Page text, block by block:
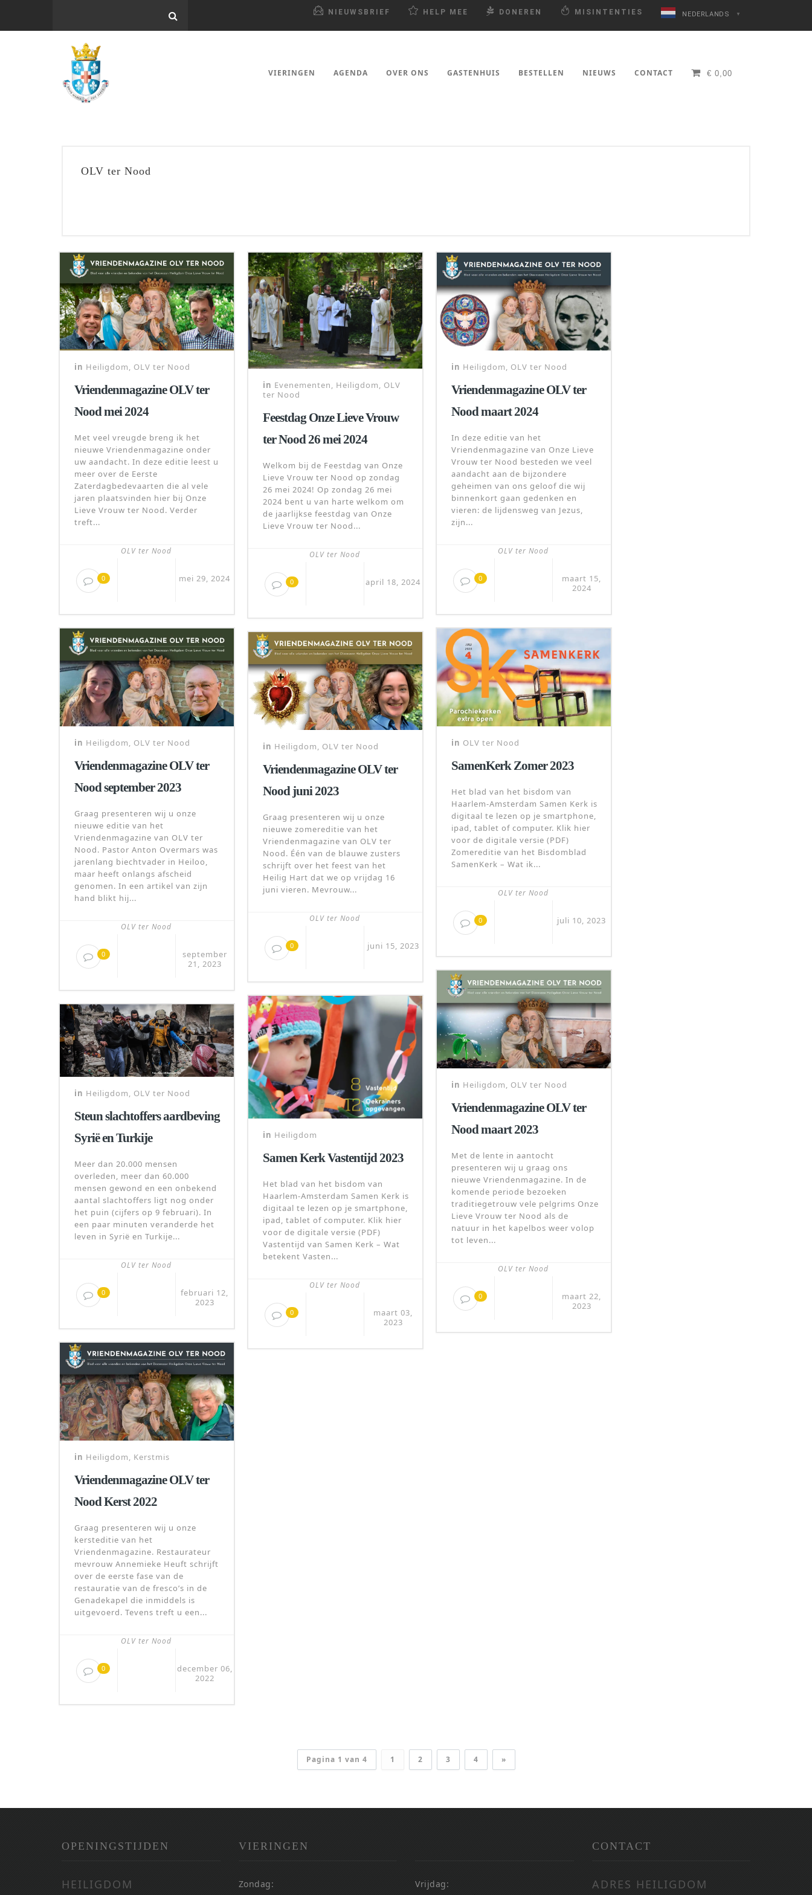
NIEUWSBRIEF HELP MEE DONEREN MISINTENTIES NEDERLANDS ▼
VIERINGEN AGENDA OVER ONS GASTENHUIS BESTELLEN NIEUWS CONTACT € 0,00
OLV ter Nood
in Heiligdom, OLV ter Nood
Vriendenmagazine OLV ter
Nood mei 2024
Met veel vreugde breng ik het
nieuwe Vriendenmagazine onder
uw aandacht. In deze editie leest u
meer over de Eerste
Zaterdagbedevaarten die al vele
jaren plaatsvinden hier bij Onze
Lieve Vrouw ter Nood. Verder
treft...
0
OLV ter Nood
mei 29, 2024
in Evenementen, Heiligdom, OLV
ter Nood
Feestdag Onze Lieve Vrouw
ter Nood 26 mei 2024
Welkom bij de Feestdag van Onze
Lieve Vrouw ter Nood op zondag
26 mei 2024! Op zondag 26 mei
2024 bent u van harte welkom om
de jaarlijkse feestdag van Onze
Lieve Vrouw ter Nood...
0
OLV ter Nood
april 18, 2024
in Heiligdom, OLV ter Nood
Vriendenmagazine OLV ter
Nood maart 2024
In deze editie van het
Vriendenmagazine van Onze Lieve
Vrouw ter Nood besteden we veel
aandacht aan de bijzondere
geheimen van ons geloof die wij
binnenkort gaan gedenken en
vieren: de lijdensweg van Jezus,
zijn...
0
OLV ter Nood
maart 15,
2024
in Heiligdom, OLV ter Nood
Vriendenmagazine OLV ter
Nood september 2023
Graag presenteren wij u onze
nieuwe editie van het
Vriendenmagazine van OLV ter
Nood. Pastor Anton Overmars was
jarenlang biechtvader in Heiloo,
maar heeft onlangs afscheid
genomen. In een artikel van zijn
hand blikt hij...
0
OLV ter Nood
september
21, 2023
in OLV ter Nood
SamenKerk Zomer 2023
Het blad van het bisdom van
Haarlem-Amsterdam Samen Kerk is
digitaal te lezen op je smartphone,
ipad, tablet of computer. Klik hier
voor de digitale versie (PDF)
Zomereditie van het Bisdomblad
SamenKerk – Wat ik...
0
OLV ter Nood
juli 10, 2023
in Heiligdom, OLV ter Nood
Vriendenmagazine OLV ter
Nood juni 2023
Graag presenteren wij u onze
nieuwe zomereditie van het
Vriendenmagazine van OLV ter
Nood. Één van de blauwe zusters
schrijft over het feest van het
Heilig Hart dat we op vrijdag 16
juni vieren. Mevrouw...
0
OLV ter Nood
juni 15, 2023
in Heiligdom, OLV ter Nood
Vriendenmagazine OLV ter
Nood maart 2023
Met de lente in aantocht
presenteren wij u graag ons
nieuwe Vriendenmagazine. In de
komende periode bezoeken
traditiegetrouw vele pelgrims Onze
Lieve Vrouw ter Nood als de
natuur in het kapelbos weer volop
tot leven...
0
OLV ter Nood
maart 22,
2023
in Heiligdom
Samen Kerk Vastentijd 2023
Het blad van het bisdom van
Haarlem-Amsterdam Samen Kerk is
digitaal te lezen op je smartphone,
ipad, tablet of computer. Klik hier
voor de digitale versie (PDF)
Vastentijd van Samen Kerk – Wat
betekent Vasten...
0
OLV ter Nood
maart 03,
2023
in Heiligdom, OLV ter Nood
Steun slachtoffers aardbeving
Syrië en Turkije
Meer dan 20.000 mensen
overleden, meer dan 60.000
mensen gewond en een onbekend
aantal slachtoffers ligt nog onder
het puin (cijfers op 9 februari). In
een paar minuten veranderde het
leven in Syrië en Turkije...
0
OLV ter Nood
februari 12,
2023
in Heiligdom, Kerstmis
Vriendenmagazine OLV ter
Nood Kerst 2022
Graag presenteren wij u onze
kersteditie van het
Vriendenmagazine. Restaurateur
mevrouw Annemieke Heuft schrijft
over de eerste fase van de
restauratie van de fresco’s in de
Genadekapel die inmiddels is
uitgevoerd. Tevens treft u een...
0
OLV ter Nood
december 06,
2022
Pagina 1 van 4 1 2 3 4 »
OPENINGSTIJDEN
HEILIGDOM
VIERINGEN
Zondag:
Vrijdag:
CONTACT
ADRES HEILIGDOM